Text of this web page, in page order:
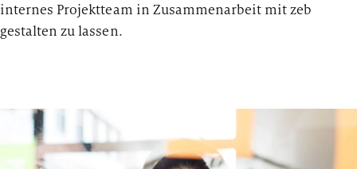
Landesförderbanken
Themen
IT-Compliance & Cyberresilienz
Pricing & Ertrag
PUBLIKATION
Mit unserer Unterstützung begegnen unsere Kunden
meistern wir die einzige Konstante – die Veränderung. Als
„partners for change“ begleiten wir Finanzintermediäre in
Europa bei ihrer erfolgreichen Transformation.
internes Projektteam in Zusammenarbeit mit zeb
gestalten zu lassen.